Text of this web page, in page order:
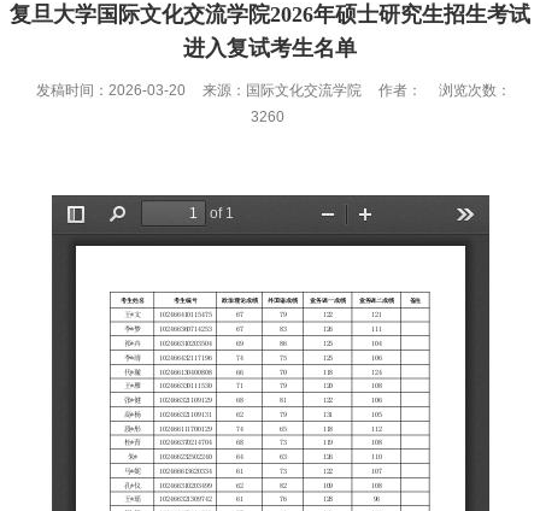
复旦大学国际文化交流学院2026年硕士研究生招生考试
进入复试考生名单
发稿时间：2026-03-20 来源：国际文化交流学院 作者：
浏览次数：
3260